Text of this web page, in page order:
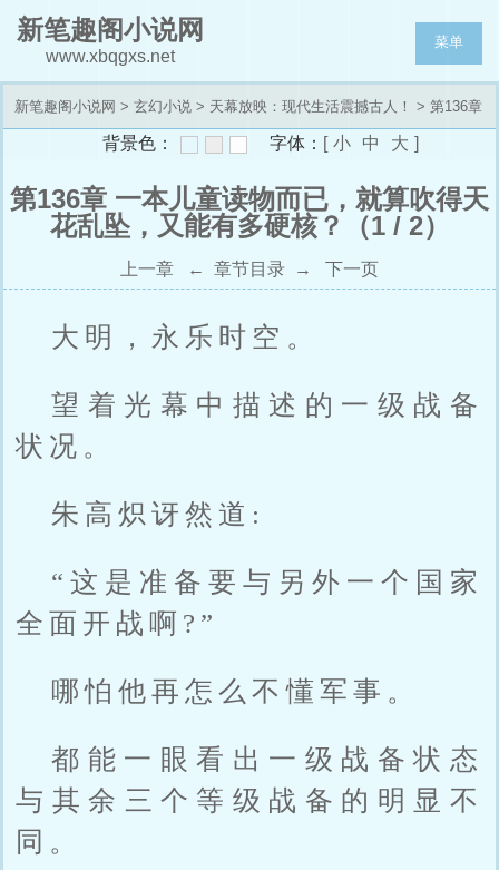
新笔趣阁小说网
www.xbqgxs.net
菜单
新笔趣阁小说网 > 玄幻小说 > 天幕放映：现代生活震撼古人！ > 第136章
一本儿童读物而已，就算吹得天花乱坠，又能有多硬核？
背景色： 字体： [ 小 中 大 ]
第136章 一本儿童读物而已，就算吹得天
花乱坠，又能有多硬核？（1 / 2）
上一章 ← 章节目录 → 下一页
大明，永乐时空。
望着光幕中描述的一级战备
状况。
朱高炽讶然道:
“这是准备要与另外一个国家
全面开战啊?”
哪怕他再怎么不懂军事。
都能一眼看出一级战备状态
与其余三个等级战备的明显不
同。